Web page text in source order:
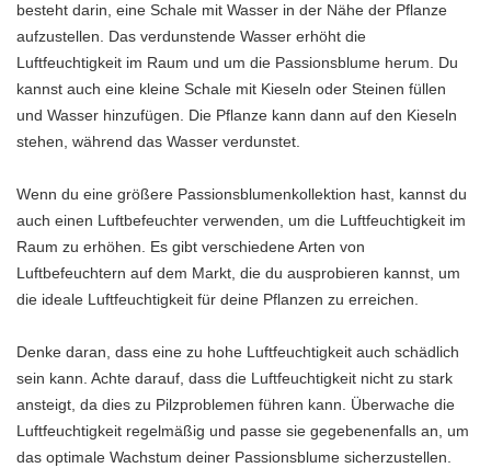
besteht darin, eine Schale mit Wasser in der Nähe der Pflanze
aufzustellen. Das verdunstende Wasser erhöht die
Luftfeuchtigkeit im Raum und um die Passionsblume herum. Du
kannst auch eine kleine Schale mit Kieseln oder Steinen füllen
und Wasser hinzufügen. Die Pflanze kann dann auf den Kieseln
stehen, während das Wasser verdunstet.
Wenn du eine größere Passionsblumenkollektion hast, kannst du
auch einen Luftbefeuchter verwenden, um die Luftfeuchtigkeit im
Raum zu erhöhen. Es gibt verschiedene Arten von
Luftbefeuchtern auf dem Markt, die du ausprobieren kannst, um
die ideale Luftfeuchtigkeit für deine Pflanzen zu erreichen.
Denke daran, dass eine zu hohe Luftfeuchtigkeit auch schädlich
sein kann. Achte darauf, dass die Luftfeuchtigkeit nicht zu stark
ansteigt, da dies zu Pilzproblemen führen kann. Überwache die
Luftfeuchtigkeit regelmäßig und passe sie gegebenenfalls an, um
das optimale Wachstum deiner Passionsblume sicherzustellen.